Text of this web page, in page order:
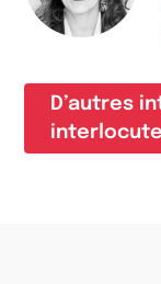
D’autres